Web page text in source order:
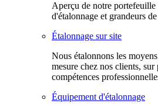
Aperçu de notre portefeuille
d'étalonnage et grandeurs
Étalonnage sur site
Nous étalonnons les
mesure chez nos clients, sur
compétences
Équipement d'étalonnage